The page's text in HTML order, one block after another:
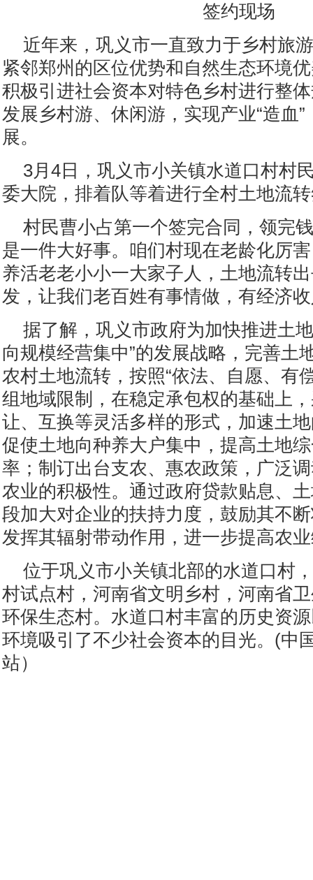
签约现场
近年来，巩义市一直致力于乡村旅
紧邻郑州的区位优势和自然生态环境
积极引进社会资本对特色乡村进行整
发展乡村游、休闲游，实现产业“造血
展。
3月4日，巩义市小关镇水道口村村
委大院，排着队等着进行全村土地流
村民曹小占第一个签完合同，领完
是一件大好事。咱们村现在老龄化厉
养活老老小小一大家子人，土地流转
发，让我们老百姓有事情做，有经济收
据了解，巩义市政府为加快推进土
向规模经营集中”的发展战略，完善土
农村土地流转，按照“依法、自愿、有
组地域限制，在稳定承包权的基础上
让、互换等灵活多样的形式，加速土
促使土地向种养大户集中，提高土地
率；制订出台支农、惠农政策，广泛
农业的积极性。通过政府贷款贴息、
段加大对企业的扶持力度，鼓励其不
发挥其辐射带动作用，进一步提高农
位于巩义市小关镇北部的水道口村
村试点村，河南省文明乡村，河南省
环保生态村。水道口村丰富的历史资
环境吸引了不少社会资本的目光。(中
站）